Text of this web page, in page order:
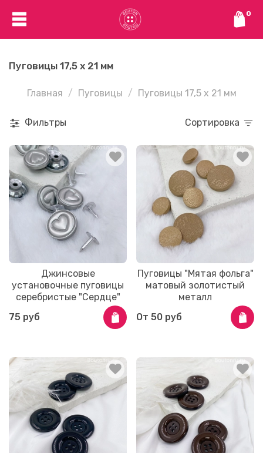
0
Пуговицы 17,5 х 21 мм
Главная Пуговицы Пуговицы 17,5 х 21 мм
Фильтры Сортировка
Джинсовые
установочные пуговицы
серебристые "Сердце"
75 руб
Пуговицы "Мятая фольга"
матовый золотистый
металл
От 50 руб